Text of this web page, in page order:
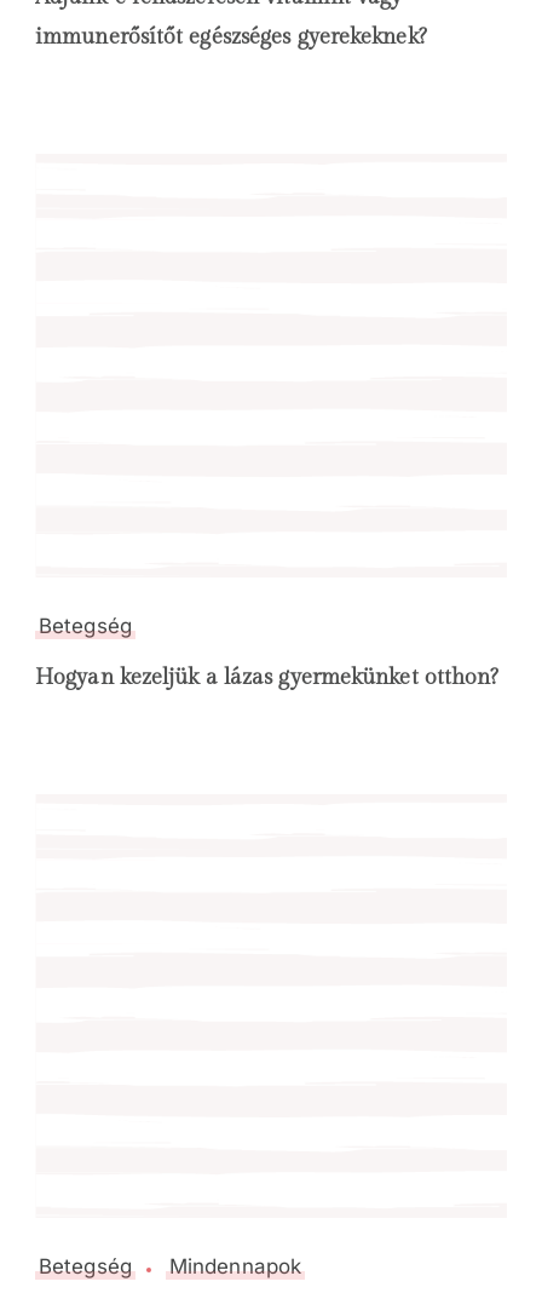
immunerősítőt egészséges gyerekeknek?
Betegség
Hogyan kezeljük a lázas gyermekünket otthon?
Betegség Mindennapok